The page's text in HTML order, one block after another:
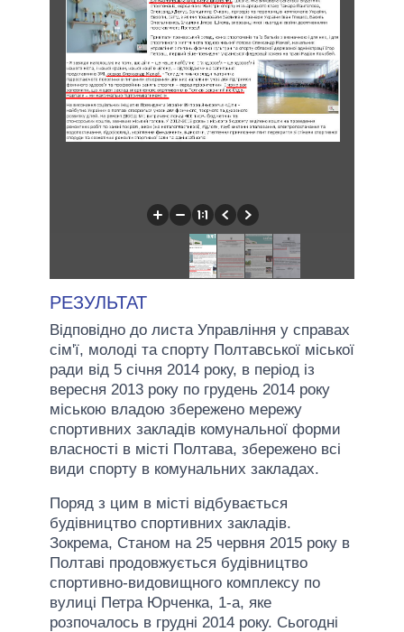
РЕЗУЛЬТАТ
Відповідно до листа Управління у справах
сім'ї, молоді та спорту Полтавської міської
ради від 5 січня 2014 року, в період із
вересня 2013 року по грудень 2014 року
міською владою збережено мережу
спортивних закладів комунальної форми
власності в місті Полтава, збережено всі
види спорту в комунальних закладах.
Поряд з цим в місті відбувається
будівництво спортивних закладів.
Зокрема, Станом на 25 червня 2015 року в
Полтаві продовжується будівництво
спортивно-видовищного комплексу по
вулиці Петра Юрченка, 1-а, яке
розпочалось в грудні 2014 року. Сьогодні